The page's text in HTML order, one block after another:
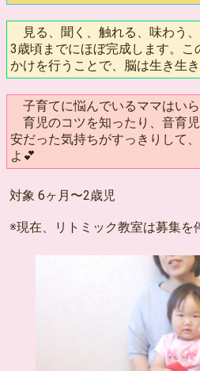
見る、聞く、触れる、味わう、
3歳頃までにほぼ完成します。こ
かけを行うことで、脳は生き生
子育てに悩んでいるママはい
育児のコツを知ったり、音育
安だった気持ちがすっきりして
よ💕
対象 6ヶ月〜2歳児
※現在、リトミック教室は募集を